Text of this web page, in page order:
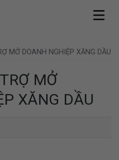
MỞ DOANH NGHIỆP XĂNG DẦU
MỞ
XĂNG DẦU